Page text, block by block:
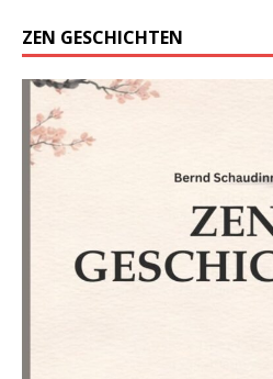
ZEN GESCHICHTEN